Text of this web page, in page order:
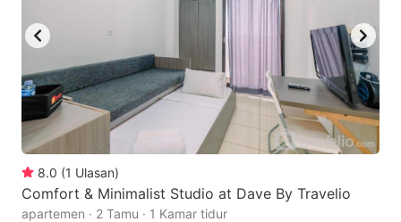
8.0 (1 Ulasan)
Comfort & Minimalist Studio at Dave By Travelio
apartemen · 2 Tamu · 1 Kamar tidur